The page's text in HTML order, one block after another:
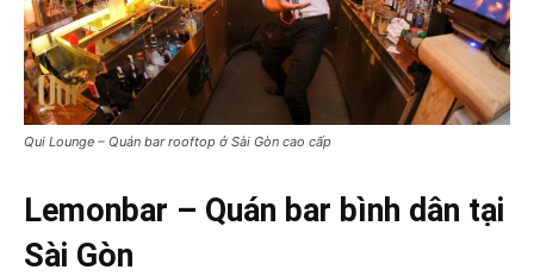
Qui Lounge – Quán bar rooftop ở Sài Gòn cao cấp
Lemonbar – Quán bar bình dân tại
Sài Gòn